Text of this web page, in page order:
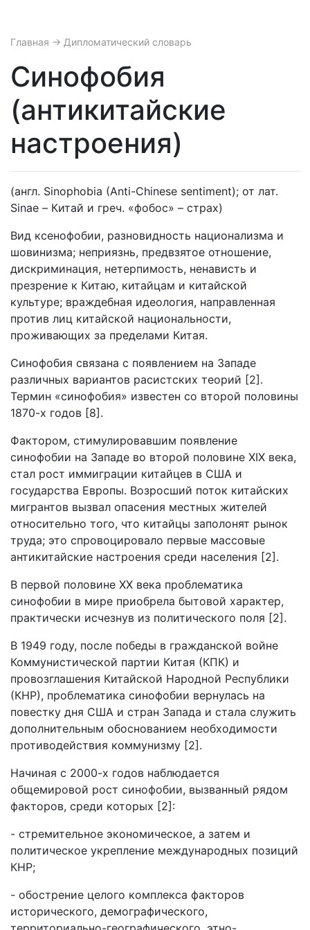
Главная → Дипломатический словарь
Синофобия
(антикитайские
настроения)
(англ. Sinophobia (Anti-Chinese sentiment); от лат.
Sinae – Китай и греч. «фобос» – страх)
Вид ксенофобии, разновидность национализма и
шовинизма; неприязнь, предвзятое отношение,
дискриминация, нетерпимость, ненависть и
презрение к Китаю, китайцам и китайской
культуре; враждебная идеология, направленная
против лиц китайской национальности,
проживающих за пределами Китая.
Синофобия связана с появлением на Западе
различных вариантов расистских теорий [2].
Термин «синофобия» известен со второй половины
1870-х годов [8].
Фактором, стимулировавшим появление
синофобии на Западе во второй половине XIX века,
стал рост иммиграции китайцев в США и
государства Европы. Возросший поток китайских
мигрантов вызвал опасения местных жителей
относительно того, что китайцы заполонят рынок
труда; это спровоцировало первые массовые
антикитайские настроения среди населения [2].
В первой половине XX века проблематика
синофобии в мире приобрела бытовой характер,
практически исчезнув из политического поля [2].
В 1949 году, после победы в гражданской войне
Коммунистической партии Китая (КПК) и
провозглашения Китайской Народной Республики
(КНР), проблематика синофобии вернулась на
повестку дня США и стран Запада и стала служить
дополнительным обоснованием необходимости
противодействия коммунизму [2].
Начиная с 2000-х годов наблюдается
общемировой рост синофобии, вызванный рядом
факторов, среди которых [2]:
- стремительное экономическое, а затем и
политическое укрепление международных позиций
КНР;
- обострение целого комплекса факторов
исторического, демографического,